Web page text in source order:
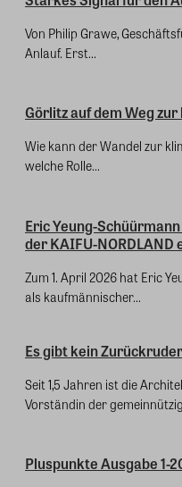
Von Philip Grawe,
Anlauf. Erst...
Görlitz auf dem Weg
Wie kann der Wandel zur
welche Rolle...
Eric Yeung-
der KAIFU-NORDLAND
Zum 1. April 2026 hat Eric
als kaufmännischer...
Es gibt kein
Seit 1,5 Jahren ist die
Vorständin der
Pluspunkte Ausgabe 1-